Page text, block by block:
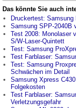
Das könnte Sie auch
Druckertest:
Samsung SPP-2040B
Test 2008: Monolaser
S/W-Laser-Quintett
Test: Samsung
Test Farblaser:
Test: Samsung
Schwächen im Detail
Samsung Xpress
Folgekosten
Test Farblaser:
Verletzungsgefahr